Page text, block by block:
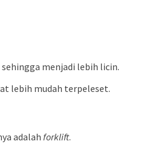
menjadi lebih licin.
lebih mudah terpeleset.
adalah forklift.